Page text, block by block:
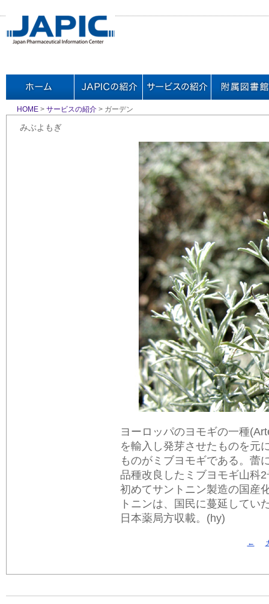
HOME > サービスの紹介 > ガーデン
みぶよもぎ
ヨーロッパのヨモギの一種
を輸入し発芽させたものを元
ものがミブヨモギである。蕾
品種改良したミブヨモギ山科
初めてサントニン製造の国産
トニンは、国民に蔓延してい
日本薬局方収載。(hy)
←